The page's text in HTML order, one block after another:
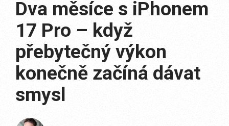
Dva měsíce s iPhonem
17 Pro – když
přebytečný výkon
konečně začíná dávat
smysl